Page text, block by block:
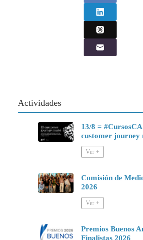
Actividades
13/8 =
customer journey
Comisión de
2026
Premios Buenos
Finalistas 2026